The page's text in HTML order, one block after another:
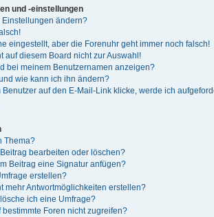
und -einstellungen
ändern?
eingestellt, aber die Forenuhr geht immer noch falsch!
auf diesem Board nicht zur Auswahl!
bei meinem Benutzernamen anzeigen?
wie kann ich ihn ändern?
auf den E-Mail-Link klicke, werde ich
Thema?
bearbeiten oder löschen?
Beitrag eine Signatur anfügen?
erstellen?
mehr Antwortmöglichkeiten erstellen?
ich eine Umfrage?
Foren nicht zugreifen?